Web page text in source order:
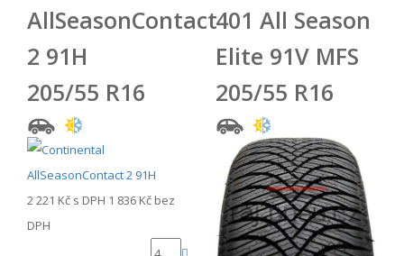
AllSeasonContact
2 91H
205/55 R16
2 221 Kč s DPH 1 836 Kč bez
DPH
401 All Season
Elite 91V MFS
205/55 R16